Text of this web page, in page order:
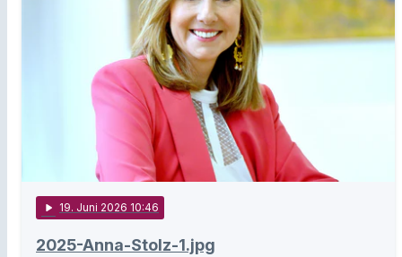
play_arrow 19. Juni 2026 10:46
2025-Anna-Stolz-1.jpg